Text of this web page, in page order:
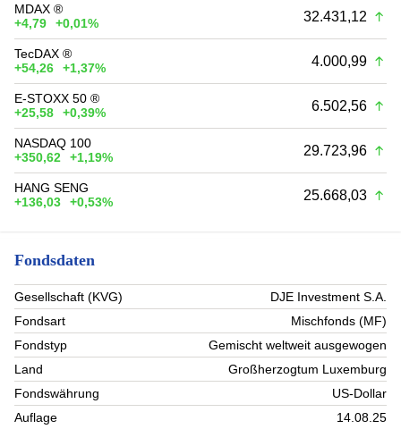
MDAX ®
+4,79
+0,01% 32.431,12
TecDAX ®
+54,26
+1,37% 4.000,99
E-STOXX 50 ®
+25,58
+0,39% 6.502,56
NASDAQ 100
+350,62
+1,19% 29.723,96
HANG SENG
+136,03
+0,53% 25.668,03
Fondsdaten
Gesellschaft (KVG)
DJE Investment S.A.
Fondsart
Mischfonds (MF)
Fondstyp
Gemischt weltweit ausgewogen
Land
Großherzogtum Luxemburg
Fondswährung
US-Dollar
Auflage
14.08.25